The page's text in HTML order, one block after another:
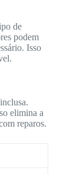
de
podem
Isso
elimina a
reparos.